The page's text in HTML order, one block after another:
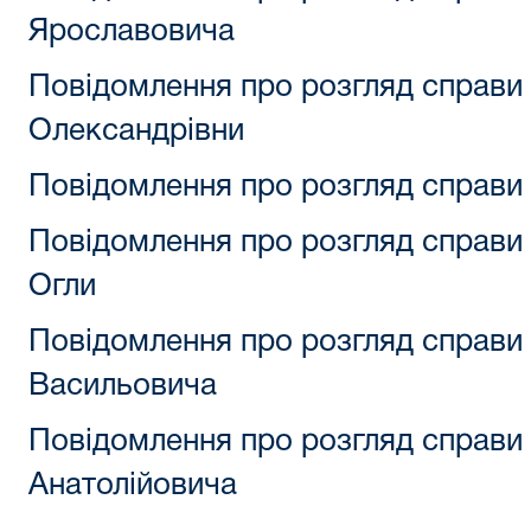
Ярославовича
Повідомлення про розгляд справи
Олександрівни
Повідомлення про розгляд
Повідомлення про розгляд
Огли
Повідомлення про розгляд
Васильовича
Повідомлення про розгляд
Анатолійовича